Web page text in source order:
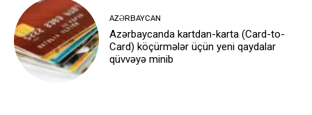
AZƏRBAYCAN
Azərbaycanda kartdan-karta (Card-to-
Card) köçürmələr üçün yeni qaydalar
qüvvəyə minib